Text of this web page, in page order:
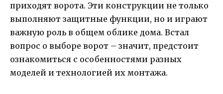
приходят ворота. Эти конструкции не только
выполняют защитные функции, но и играют
важную роль в общем облике дома. Встал
вопрос о выборе ворот – значит, предстоит
ознакомиться с особенностями разных
моделей и технологией их монтажа.